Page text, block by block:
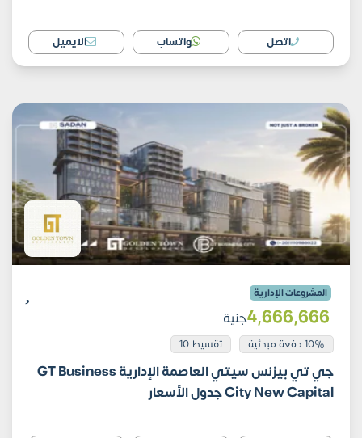
اتصل واتساب الايميل
المشروعات الإدارية
4٬666٬666جنية
10% دفعة مبدئية تقسيط 10
جي تي بيزنس سيتي العاصمة الإدارية GT Business
City New Capital جدول الأسعار